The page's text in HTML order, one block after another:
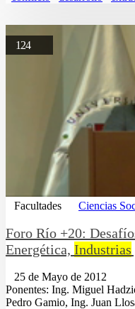
124
Facultades Ciencias
Foro Río +20:
Energética, Industrias
25 de Mayo de 2012
Ponentes: Ing. Miguel
Pedro Gamio, Ing. Juan